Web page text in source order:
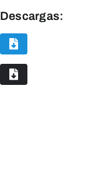
Descargas: